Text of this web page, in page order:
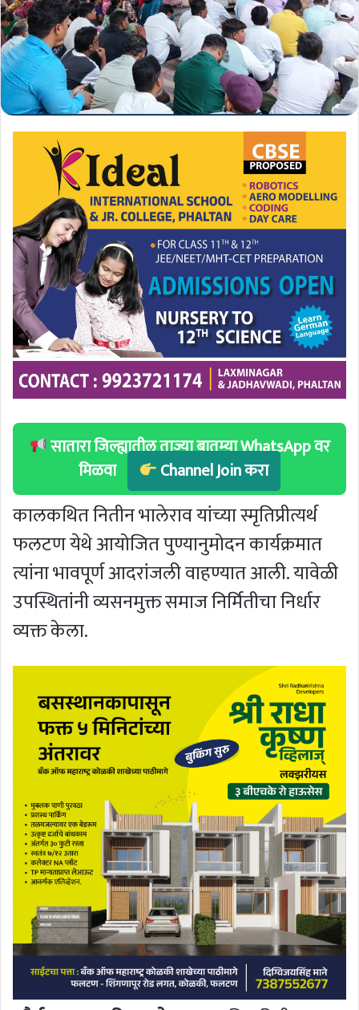
सातारा जिल्ह्यातील ताज्या बातम्या WhatsApp वर
मिळवा
Channel Join करा
कालकथित नितीन भालेराव यांच्या स्मृतिप्रीत्यर्थ
फलटण येथे आयोजित पुण्यानुमोदन कार्यक्रमात
त्यांना भावपूर्ण आदरांजली वाहण्यात आली. यावेळी
उपस्थितांनी व्यसनमुक्त समाज निर्मितीचा निर्धार
व्यक्त केला.